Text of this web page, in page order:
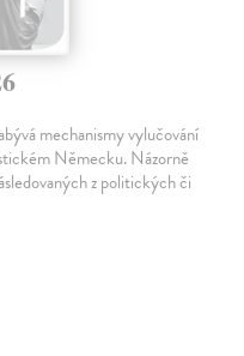
mechanismy vylučování
Německu. Názorně
z politických či